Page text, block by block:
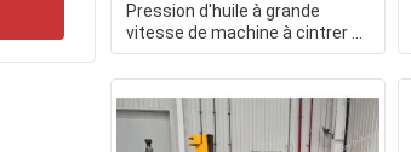
Pression d'huile à grande
vitesse de machine à cintrer de
tube du contrôle OR de